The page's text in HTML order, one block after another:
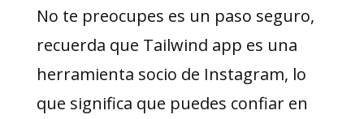
No te preocupes es un paso seguro,
recuerda que Tailwind app es una
herramienta socio de Instagram, lo
que significa que puedes confiar en